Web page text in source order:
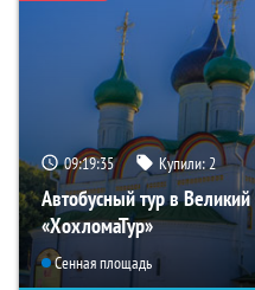
09:19:34 Купили:2
Автобусный тур в
«ХохломаТур»
Сенная площадь